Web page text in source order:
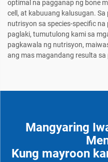
optimal na pagganap ng bone
cell, at kabuuang kalusugan.
nutrisyon sa species-specific
paglaki, tumutulong kami sa
pagkawala ng nutrisyon,
ang mas magandang resulta sa
Mangyaring
Kung mayroon